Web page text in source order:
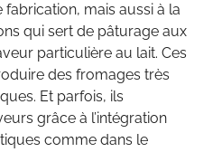
mais aussi à la
qui sert de pâturage aux
particulière au lait. Ces
des fromages très
Et parfois, ils
grâce à l’intégration
comme dans le